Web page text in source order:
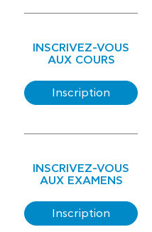
INSCRIVEZ-VOUS
AUX COURS
Inscription
INSCRIVEZ-VOUS
AUX EXAMENS
Inscription